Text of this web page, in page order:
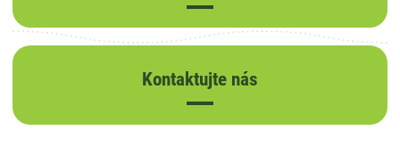
Kontaktujte nás